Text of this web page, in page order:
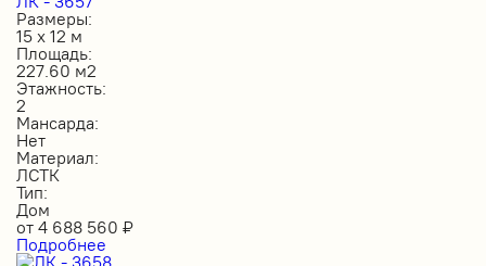
Размеры:
15 х 12 м
Площадь:
227.60 м2
Этажность:
2
Мансарда:
Нет
Материал:
ЛСТК
Тип:
Дом
от 4 688 560 ₽
Подробнее